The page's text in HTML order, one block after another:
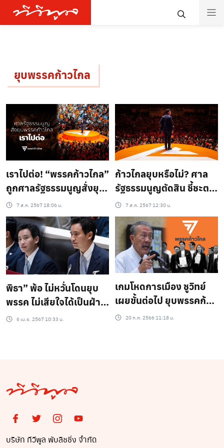
ยุบพรรคก้าวไกล
เราไปต่อ! “พรรคก้าวไกล”
ถูกศาลรัฐธรรมนูญสั่งยุบ
ตัดสิทธิ์ “พิธา” และ 10
กรรมการบริหาร 10 ปี
7 ส.ค. 2567 18:06 น.
ก้าวไกลยุบหรือไม่? ศาล
รัฐธรรมนูญตัดสิน ชี้ชะตา
วันนี้!7 ส.ค. 2567 12:30 น.
พิธา” พ้อ ไม่หวั่นโดนยุบ
พรรค ไม่เสียใจได้เป็นฝ่าย
ค้าน ถามกลับ “วาระของ
6 เม.ย. 2567 10:33 น.
เกมโหดการเมือง ชูวิทย์
เผยขั้นต่อไป ยุบพรรคก้าว
ไกล20 ก.ค. 2566 11:18 น.
บริษัท ทีวีพูล พับลิชชิ่ง จำกัด